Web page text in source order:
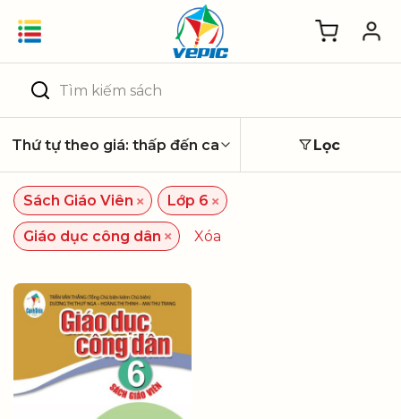
Tìm
kiếm:
Lọc
Sách Giáo Viên × Lớp 6 ×
Giáo dục công dân × Xóa